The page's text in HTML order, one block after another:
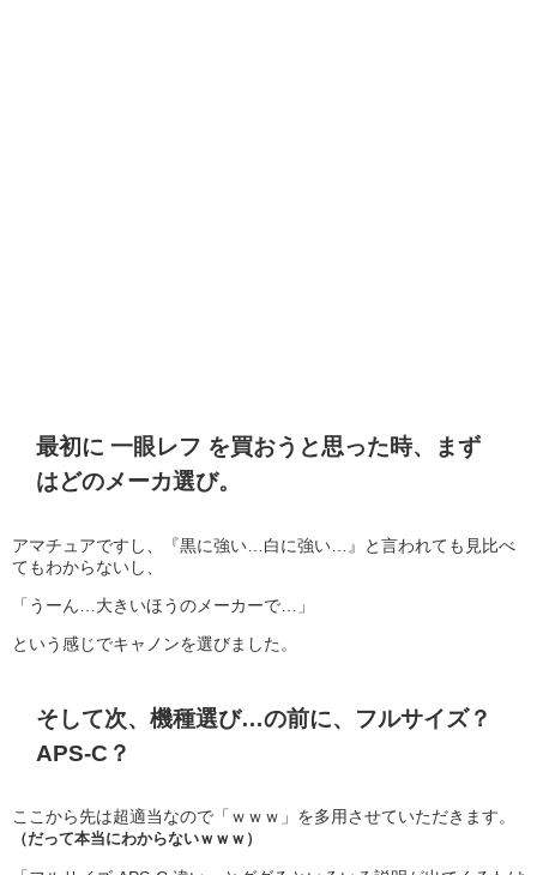
最初に 一眼レフ を買おうと思った時、まず
はどのメーカ選び。
アマチュアですし、『黒に強い…白に強い…』と言われても見比べ
てもわからないし、
「うーん…大きいほうのメーカーで…」
という感じでキャノンを選びました。
そして次、機種選び…の前に、フルサイズ？
APS-C？
ここから先は超適当なので「ｗｗｗ」を多用させていただきます。
（だって本当にわからないｗｗｗ）